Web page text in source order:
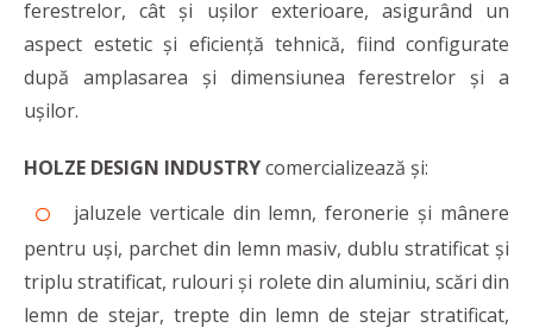
ferestrelor, cât și ușilor exterioare, asigurând un
aspect estetic și eficiență tehnică, fiind configurate
după amplasarea și dimensiunea ferestrelor și a
ușilor.
HOLZE DESIGN INDUSTRYcomercializează și:
jaluzele verticale din lemn, feronerie și mânere
pentru uși, parchet din lemn masiv, dublu stratificat și
triplu stratificat, rulouri și rolete din aluminiu, scări din
lemn de stejar, trepte din lemn de stejar stratificat,